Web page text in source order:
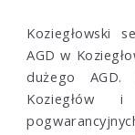
Koziegłowski
AGD w
dużego
Koziegłów